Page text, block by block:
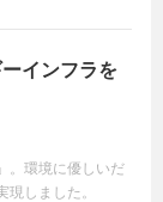
インフラを
。環境に優しいだ
しました。